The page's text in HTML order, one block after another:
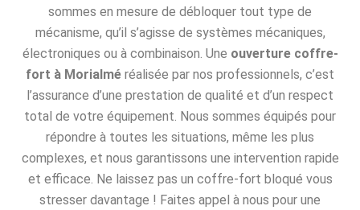
sommes en mesure de débloquer tout type de
mécanisme, qu’il s’agisse de systèmes mécaniques,
électroniques ou à combinaison. Une ouverture coffre-
fort à Morialmé réalisée par nos professionnels, c’est
l’assurance d’une prestation de qualité et d’un respect
total de votre équipement. Nous sommes équipés pour
répondre à toutes les situations, même les plus
complexes, et nous garantissons une intervention rapide
et efficace. Ne laissez pas un coffre-fort bloqué vous
stresser davantage ! Faites appel à nous pour une